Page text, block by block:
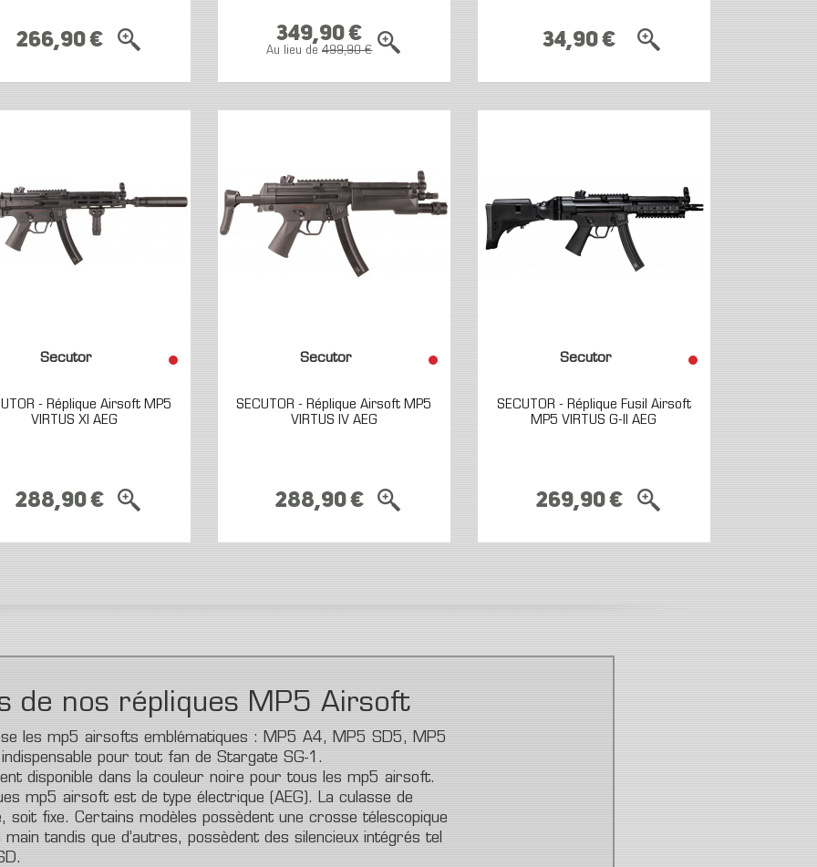
266,90 € 349,90 €
Au lieu de499,90 € 34,90 €
Secutor
- Réplique Airsoft MP5
VIRTUS XI AEG
288,90 €
Secutor
SECUTOR - Réplique Airsoft MP5
VIRTUS IV AEG
288,90 €
Secutor
SECUTOR - Réplique Fusil Airsoft
MP5 VIRTUS G-II AEG
269,90 €
de nos répliques MP5 Airsoft
les mp5 airsofts emblématiques : MP5 A4, MP5 SD5, MP5
pour tout fan de Stargate SG-1.
disponible dans la couleur noire pour tous les mp5 airsoft.
mp5 airsoft est de type électrique (AEG). La culasse de
soit fixe. Certains modèles possèdent une crosse télescopique
tandis que d’autres, possèdent des silencieux intégrés tel